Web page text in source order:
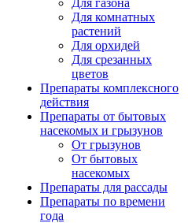
Для газона
Для комнатных
растений
Для орхидей
Для срезанных
цветов
Препараты комплексного
действия
Препараты от бытовых
насекомых и грызунов
От грызунов
От бытовых
насекомых
Препараты для рассады
Препараты по времени
года